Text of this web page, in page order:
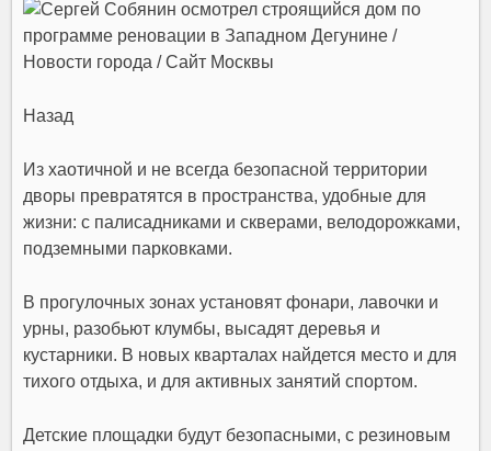
Назад
Из хаотичной и не всегда безопасной территории
дворы превратятся в пространства, удобные для
жизни: с палисадниками и скверами, велодорожками,
подземными парковками.
В прогулочных зонах установят фонари, лавочки и
урны, разобьют клумбы, высадят деревья и
кустарники. В новых кварталах найдется место и для
тихого отдыха, и для активных занятий спортом.
Детские площадки будут безопасными, с резиновым